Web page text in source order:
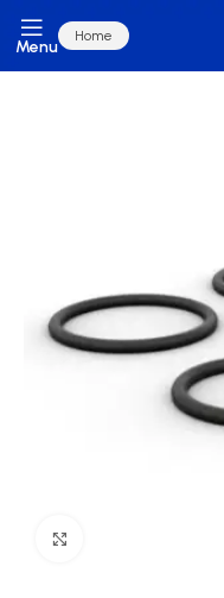
Menu
Home